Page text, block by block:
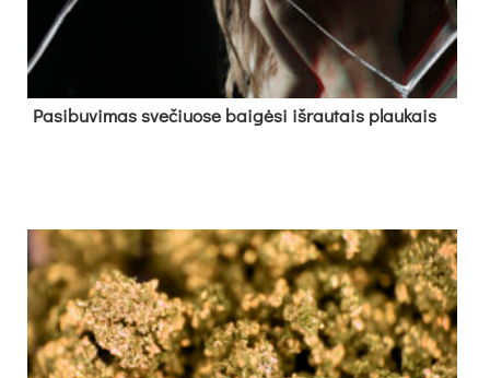
Pa­si­bu­vi­mas sve­čiuo­se bai­gė­si iš­rau­tais plau­kais